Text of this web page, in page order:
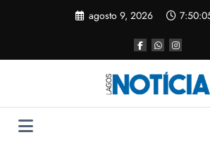
agosto 9, 2026